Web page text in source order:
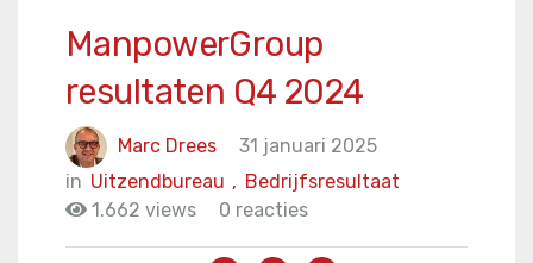
ManpowerGroup
resultaten Q4 2024
Marc Drees
31 januari 2025
in
Bedrijfsresultaat
Uitzendbureau ,
1.662 views
0 reacties